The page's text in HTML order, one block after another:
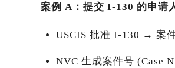
案例 A：提交 I-130 的申请
USCIS 批准 I-130 → 案
NVC 生成案件号 (Case